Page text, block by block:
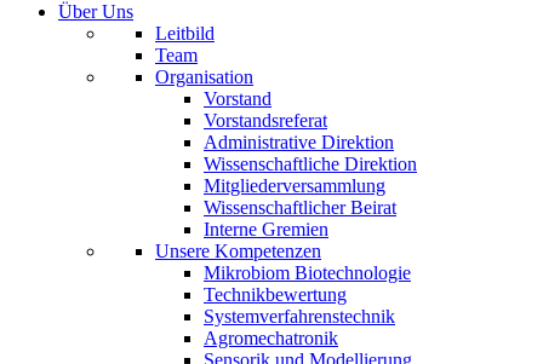
Über Uns
Leitbild
Team
Organisation
Vorstand
Vorstandsreferat
Administrative Direktion
Wissenschaftliche Direktion
Mitgliederversammlung
Wissenschaftlicher Beirat
Interne Gremien
Unsere Kompetenzen
Mikrobiom Biotechnologie
Technikbewertung
Systemverfahrenstechnik
Agromechatronik
Sensorik und Modellierung